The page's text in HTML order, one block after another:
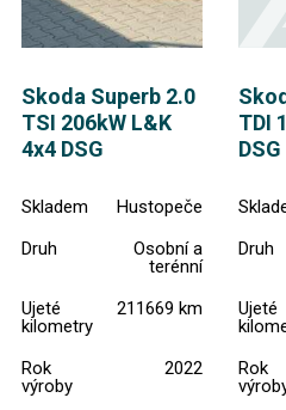
Skoda Superb 2.0
TSI 206kW L&K
4x4 DSG
Skladem
Hustopeče
Druh
Osobní a
terénní
Ujeté
kilometry
211669 km
Rok
výroby
2022
TDI
DSG
Druh
Ujeté
Rok